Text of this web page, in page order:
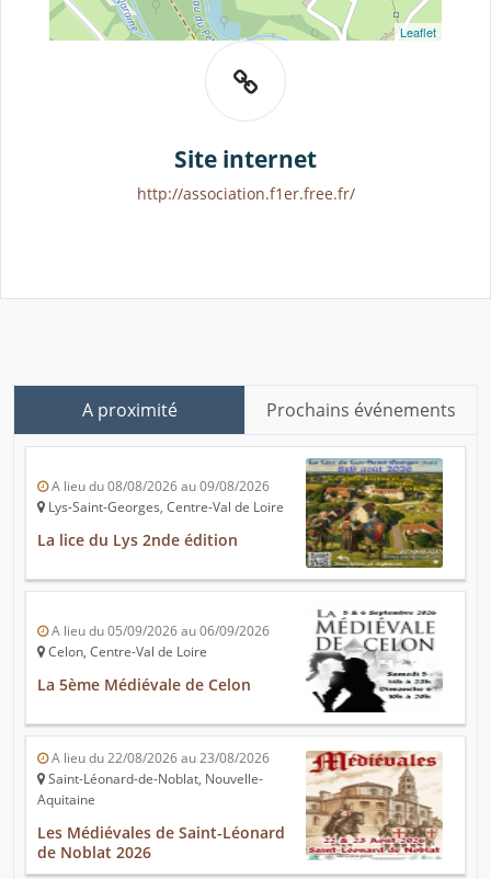
Leaflet
Site internet
http://association.f1er.free.fr/
A proximité Prochains événements
A lieu du 08/08/2026 au 09/08/2026
Lys-Saint-Georges, Centre-Val de Loire
La lice du Lys 2nde édition
A lieu du 05/09/2026 au 06/09/2026
Celon, Centre-Val de Loire
La 5ème Médiévale de Celon
A lieu du 22/08/2026 au 23/08/2026
Saint-Léonard-de-Noblat, Nouvelle-
Aquitaine
Les Médiévales de Saint-Léonard
de Noblat 2026